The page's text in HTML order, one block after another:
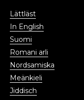
Lättläst
In English
Suomi
Romani arli
Nordsamiska
Meänkieli
Jiddisch